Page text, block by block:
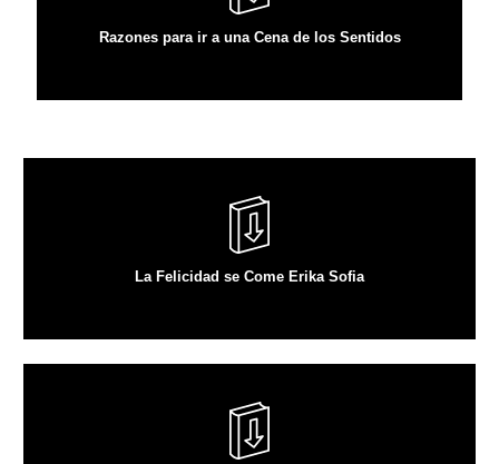
Razones para ir a una Cena de los Sentidos
VER ARTÍCULO
La Felicidad se Come Erika Sofia
VER ARTÍCULO
VER ARTÍCULO